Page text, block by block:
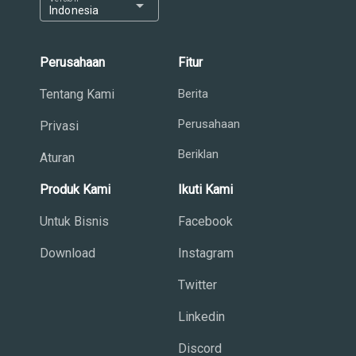
Indonesia arrow_drop_down
Perusahaan
Tentang Kami
Privasi
Aturan
Fitur
Berita
Perusahaan
Beriklan
Produk Kami
Untuk Bisnis
Download
Ikuti Kami
Facebook
Instagram
Twitter
Linkedin
Discord